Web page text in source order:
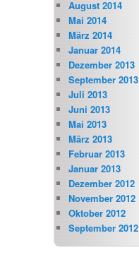
August 2014
Mai 2014
März 2014
Januar 2014
Dezember 2013
September 2013
Juli 2013
Juni 2013
Mai 2013
März 2013
Februar 2013
Januar 2013
Dezember 2012
November 2012
Oktober 2012
September 2012